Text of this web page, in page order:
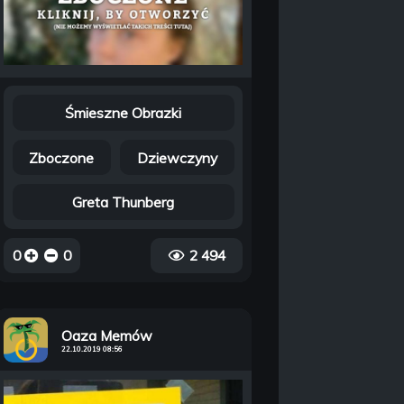
Śmieszne Obrazki
Zboczone Dziewczyny
Greta Thunberg
0 0 2 494
Oaza Memów
22.10.2019 08:56